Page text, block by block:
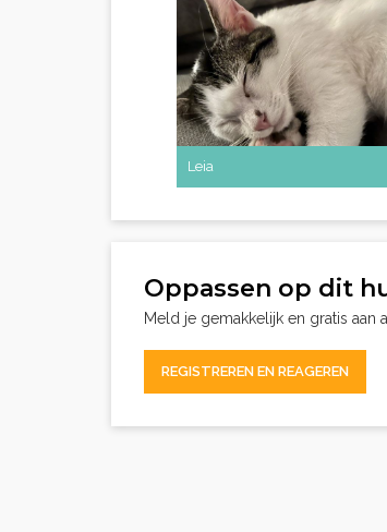
Leia
Oppassen op dit
Meld je gemakkelijk en gratis
REGISTREREN EN REAGEREN